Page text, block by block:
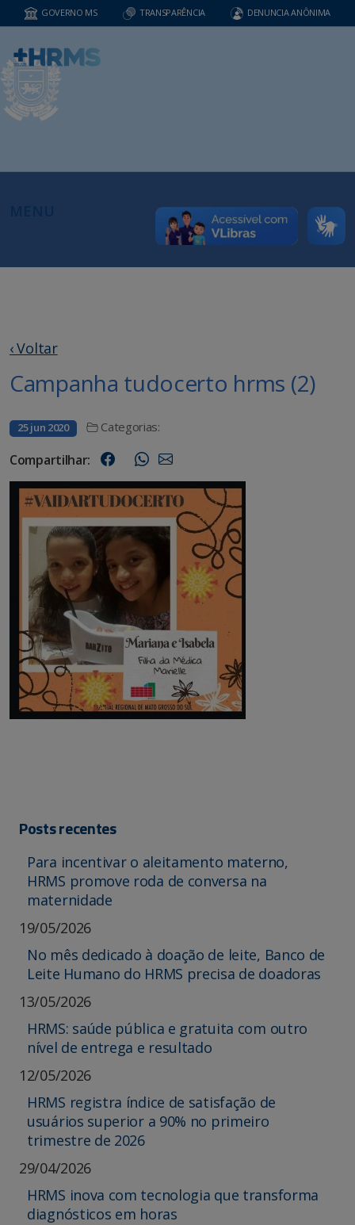
GOVERNO MS TRANSPARÊNCIA DENUNCIA ANÔNIMA
‹ Voltar
Campanha tudocerto hrms (2)
25 jun 2020 Categorias:
Compartilhar:
Posts recentes
Para incentivar o aleitamento materno,
HRMS promove roda de conversa na
maternidade
19/05/2026
No mês dedicado à doação de leite, Banco de
Leite Humano do HRMS precisa de doadoras
13/05/2026
HRMS: saúde pública e gratuita com outro
nível de entrega e resultado
12/05/2026
HRMS registra índice de satisfação de
usuários superior a 90% no primeiro
trimestre de 2026
29/04/2026
HRMS inova com tecnologia que transforma
diagnósticos em horas